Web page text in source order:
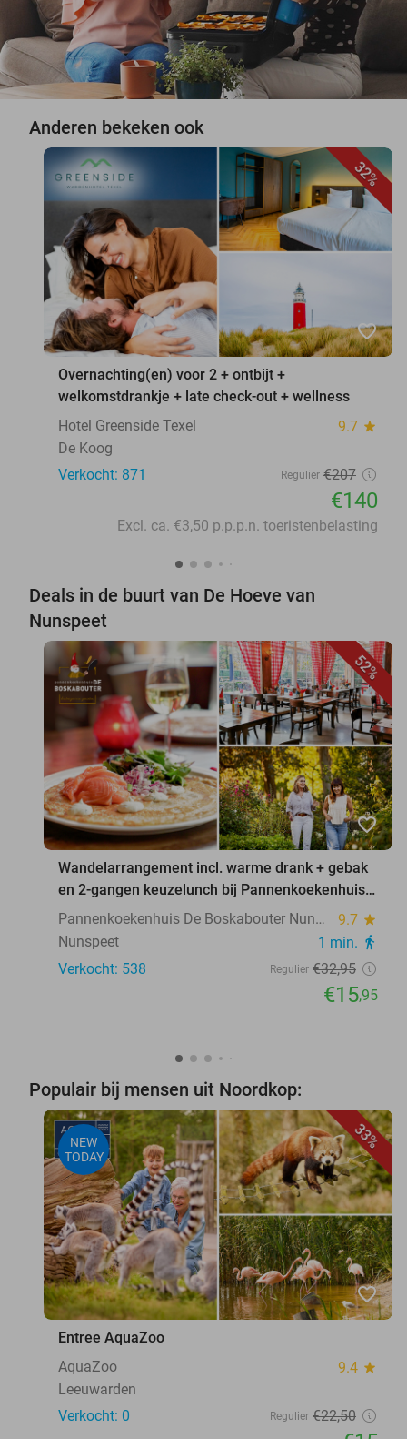
Anderen bekeken ook
32%
favorite_border
Overnachting(en) voor 2 + ontbijt +
welkomstdrankje + late check-out + wellness
Hotel Greenside Texel
9.7 star
De Koog
Verkocht: 871
Regulier €207
€140
Excl. ca. €3,50 p.p.p.n. toeristenbelasting
Deals in de buurt van De Hoeve van
Nunspeet
52%
favorite_border
Wandelarrangement incl. warme drank + gebak
en 2-gangen keuzelunch bij Pannenkoekenhuis
De Boskabouter Nunspeet
Pannenkoekenhuis De Boskabouter Nunspeet 9.7 star
Nunspeet 1 min. directions_walk
Verkocht: 538 Regulier €32,95
€15,95
Populair bij mensen uit Noordkop:
33%
NEW
TODAY
favorite_border
Entree AquaZoo
AquaZoo
9.4 star
Leeuwarden
Verkocht: 0
Regulier €22,50